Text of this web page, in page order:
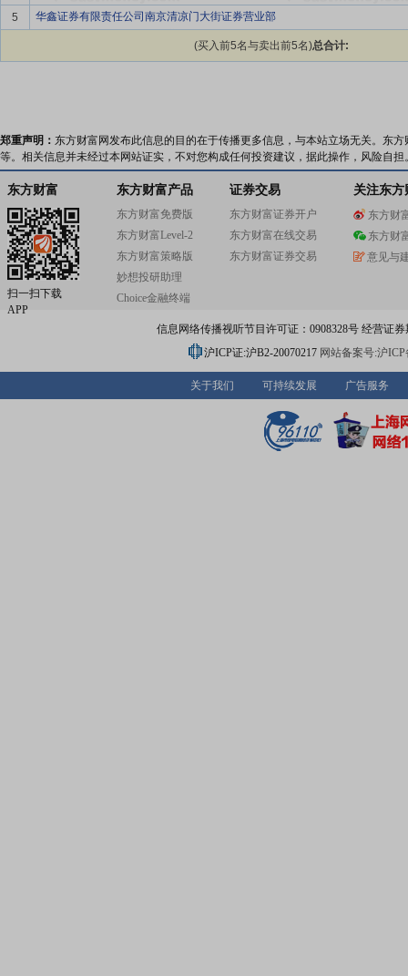
5
华鑫证券有限责任公司南京清凉门大街证券营业部
(买入前5名与卖出前5名)总合计:
郑重声明： 东方财富网发布此信息的目的在于传播更多信息，与本站立场无关。东
等。相关信息并未经过本网站证实，不对您构成任何投资建议，据此操作，风险自担